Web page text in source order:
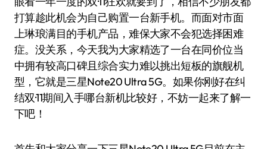
打算趁此机会为自己购置一台新手机。而面对市面
上琳琅满目的手机产品，难保大家不会犯选择困难
症。没关系，今天我为大家精选了一台在同价位当
中拥有较高口碑且综合实力难以挑出短板的旗舰机
型，它就是三星Note20 Ultra 5G。如果你刚好在纠
结双·11期间入手哪台新机比较好，不妨一起来了解一
下吧！